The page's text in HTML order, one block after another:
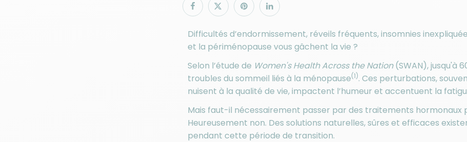
Difficultés d’endormissement, réveils fréquents, insomnies
et la périménopause vous gâchent la vie ?
Selon l’étude de Women's Health Across the Nation(SWAN), jusqu'à
troubles du sommeil liés à la ménopause(1). Ces perturbations,
nuisent à la qualité de vie, impactent l’humeur et accentuent la
Mais faut-il nécessairement passer par des traitements
Heureusement non. Des solutions naturelles, sûres et efficaces
pendant cette période de transition.